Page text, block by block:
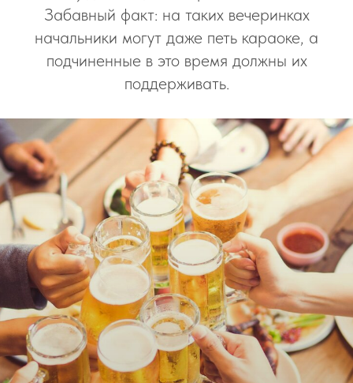
Забавный факт: на таких вечеринках
начальники могут даже петь караоке, а
подчиненные в это время должны их
поддерживать.